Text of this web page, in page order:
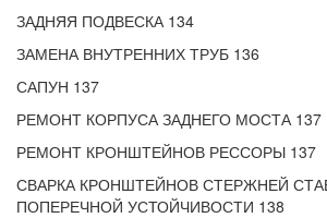
ЗАДНЯЯ ПОДВЕСКА 134
ЗАМЕНА ВНУТРЕННИХ ТРУБ 136
САПУН 137
РЕМОНТ КОРПУСА ЗАДНЕГО МОСТА 137
РЕМОНТ КРОНШТЕЙНОВ РЕССОРЫ 137
СВАРКА КРОНШТЕЙНОВ СТЕРЖНЕЙ
ПОПЕРЕЧНОЙ УСТОЙЧИВОСТИ 138